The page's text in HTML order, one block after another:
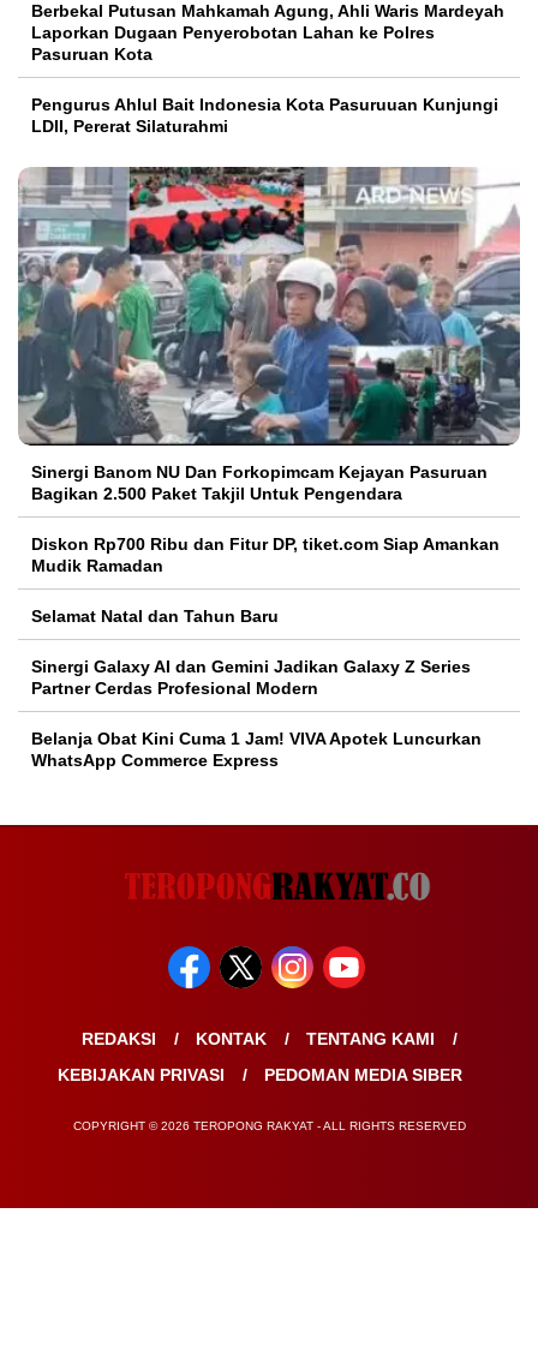
Berbekal Putusan Mahkamah Agung, Ahli Waris Mardeyah
Laporkan Dugaan Penyerobotan Lahan ke Polres
Pasuruan Kota
Pengurus Ahlul Bait Indonesia Kota Pasuruuan Kunjungi
LDII, Pererat Silaturahmi
Sinergi Banom NU Dan Forkopimcam Kejayan Pasuruan
Bagikan 2.500 Paket Takjil Untuk Pengendara
Diskon Rp700 Ribu dan Fitur DP, tiket.com Siap Amankan
Mudik Ramadan
Selamat Natal dan Tahun Baru
Sinergi Galaxy AI dan Gemini Jadikan Galaxy Z Series
Partner Cerdas Profesional Modern
Belanja Obat Kini Cuma 1 Jam! VIVA Apotek Luncurkan
WhatsApp Commerce Express
REDAKSI KONTAK
TENTANG KAMI
KEBIJAKAN PRIVASI
PEDOMAN MEDIA SIBER
COPYRIGHT © 2026 TEROPONG RAKYAT - ALL RIGHTS RESERVED